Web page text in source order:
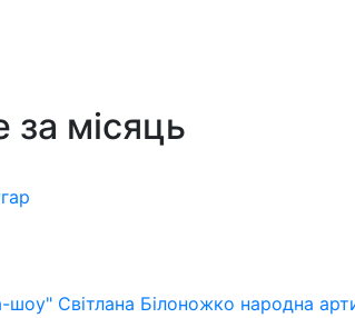
за місяць
шоу" Cвітлана Білоножко народна